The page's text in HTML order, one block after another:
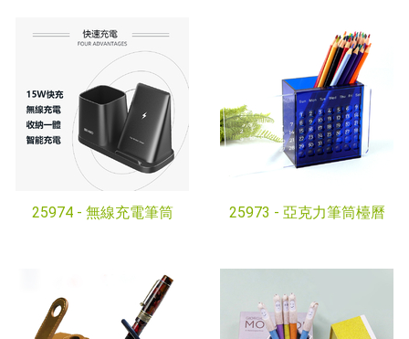
25974 - 無線充電筆筒 25973 - 亞克力筆筒檯曆